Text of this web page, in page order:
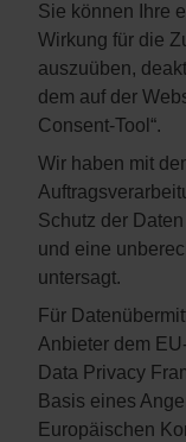
Sie können Ihre
Wirkung für die
auszuüben,
dem auf der
Consent-Tool“.
Wir haben mit
Schutz der
und eine
untersagt.
Für
Anbieter dem
Data Privacy
Basis eines
Europäischen